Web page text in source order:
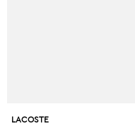
LACOSTE